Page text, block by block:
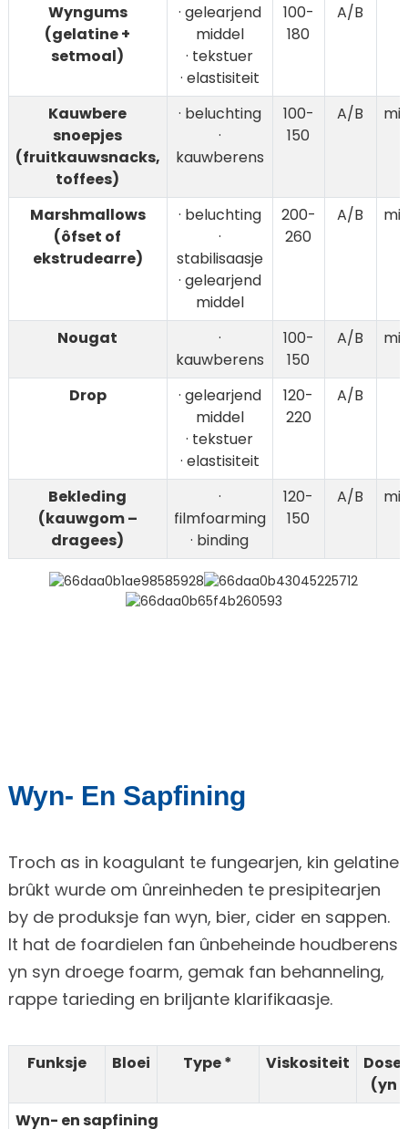
Wyngums
(gelatine +
setmoal)
· gelearjend
middel
· tekstuer
· elastisiteit
100-
180
A/B
Kauwbere
snoepjes
(fruitkauwsnacks,
toffees)
· beluchting
·
kauwberens
100-
150
A/B
Marshmallows
(ôfset of
ekstrudearre)
· beluchting
·
stabilisaasje
· gelearjend
middel
200-
260
A/B
Nougat
·
kauwberens
100-
150
A/B
Drop
· gelearjend
middel
· tekstuer
· elastisiteit
120-
220
A/B
Bekleding
(kauwgom –
dragees)
·
filmfoarming
· binding
120-
150
A/B
Wyn- En Sapfining
Troch as in koagulant te fungearjen, kin gelatine
brûkt wurde om ûnreinheden te presipitearjen
by de produksje fan wyn, bier, cider en sappen.
It hat de foardielen fan ûnbeheinde houdberens
yn syn droege foarm, gemak fan behanneling,
rappe tarieding en briljante klarifikaasje.
Funksje Bloei Type * Viskositeit
(yn
Wyn- en sapfining